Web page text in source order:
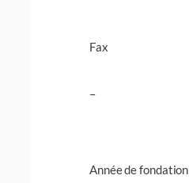
Fax
–
Année de fondation